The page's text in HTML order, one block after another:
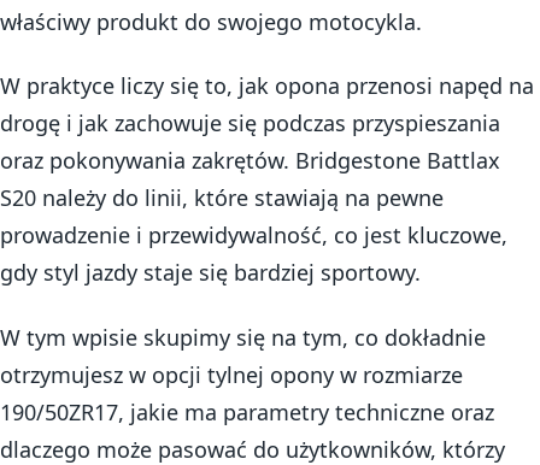
właściwy produkt do swojego motocykla.
W praktyce liczy się to, jak opona przenosi napęd na
drogę i jak zachowuje się podczas przyspieszania
oraz pokonywania zakrętów. Bridgestone Battlax
S20 należy do linii, które stawiają na pewne
prowadzenie i przewidywalność, co jest kluczowe,
gdy styl jazdy staje się bardziej sportowy.
W tym wpisie skupimy się na tym, co dokładnie
otrzymujesz w opcji tylnej opony w rozmiarze
190/50ZR17, jakie ma parametry techniczne oraz
dlaczego może pasować do użytkowników, którzy